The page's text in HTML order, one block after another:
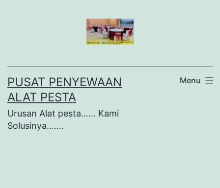
PUSAT PENYEWAAN
ALAT PESTA
Urusan Alat pesta…… Kami
Solusinya…….
Menu